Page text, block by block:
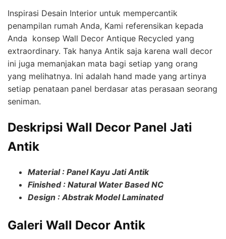
Inspirasi Desain Interior untuk mempercantik
penampilan rumah Anda, Kami referensikan kepada
Anda konsep Wall Decor Antique Recycled yang
extraordinary. Tak hanya Antik saja karena wall decor
ini juga memanjakan mata bagi setiap yang orang
yang melihatnya. Ini adalah hand made yang artinya
setiap penataan panel berdasar atas perasaan seorang
seniman.
Deskripsi Wall Decor Panel Jati
Antik
Material : Panel Kayu Jati Antik
Finished : Natural Water Based NC
Design : Abstrak Model Laminated
Galeri Wall Decor Antik